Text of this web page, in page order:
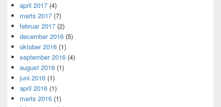
april 2017 (4)
marts 2017 (7)
februar 2017 (2)
december 2016 (5)
oktober 2016 (1)
september 2016 (4)
august 2016 (1)
juni 2016 (1)
april 2016 (1)
marts 2016 (1)